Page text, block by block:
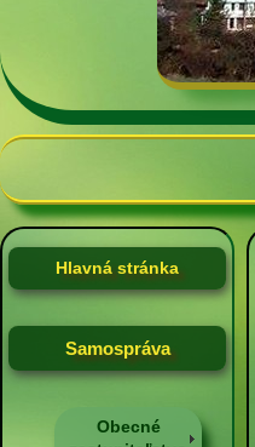
Hlavná stránka
Samospráva
Obecné